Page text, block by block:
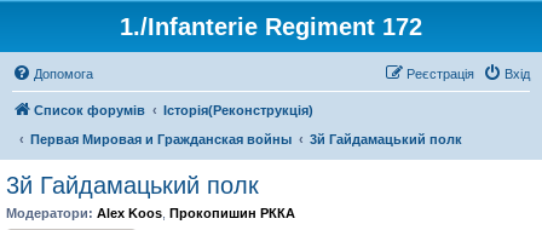
1./Infanterie Regiment 172
Допомога Вхід
Реєстрація
Список форумів
Історiя(Реконструкція)
Первая Мировая и Гражданская войны
3й Гайдамацький полк
3й Гайдамацький полк
Модератори: Alex Koos Прокопишин РККА